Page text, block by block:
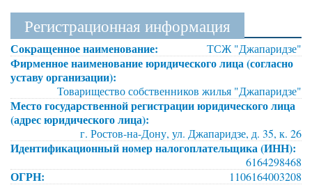
Регистрационная информация
Сокращенное наименование: ТСЖ "Джапаридзе"
Фирменное наименование юридического лица (согласно
уставу организации):
Товарищество собственников жилья "Джапаридзе"
Место государственной регистрации юридического лица
(адрес юридического лица):
г. Ростов-на-Дону, ул. Джапаридзе, д. 35, к. 26
Идентификационный номер налогоплательщика (ИНН):
6164298468
ОГРН: 1106164003208